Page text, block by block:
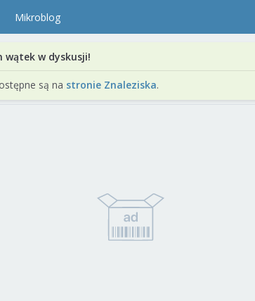
Mikroblog
wątek w dyskusji!
są na stronie Znaleziska.